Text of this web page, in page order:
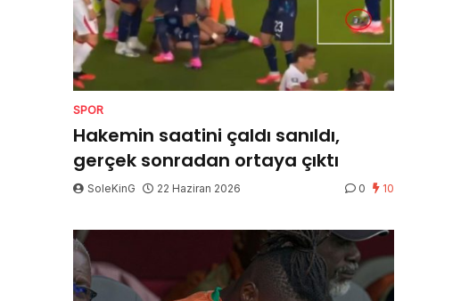
SPOR
Hakemin saatini çaldı sanıldı,
gerçek sonradan ortaya çıktı
SoleKinG 22 Haziran 2026 0 10